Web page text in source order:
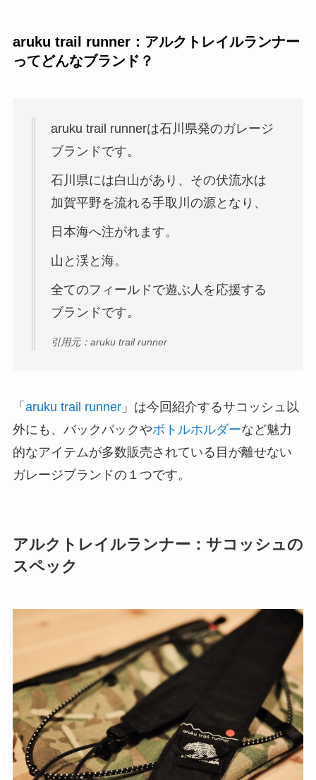
aruku trail runner：アルクトレイルランナー
ってどんなブランド？
aruku trail runnerは石川県発のガレージ
ブランドです。
石川県には白山があり、その伏流水は
加賀平野を流れる手取川の源となり、
日本海へ注がれます。
山と渓と海。
全てのフィールドで遊ぶ人を応援する
ブランドです。
引用元：aruku trail runner
「 aruku trail runner」は今回紹介するサコッシュ以
外にも、バックパックやボトルホルダーなど魅力
的なアイテムが多数販売されている目が離せない
ガレージブランドの１つです。
アルクトレイルランナー：サコッシュの
スペック